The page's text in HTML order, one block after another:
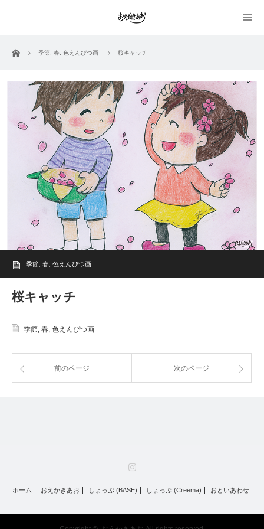
ホーム 季節 春 色えんぴつ画 桜キャッチ
季節 春 色えんぴつ画
桜キャッチ
季節, 春, 色えんぴつ画
前のページ 次のページ
ホーム おえかきあお しょっぷ (BASE) しょっぷ (Creema) おといあわせ